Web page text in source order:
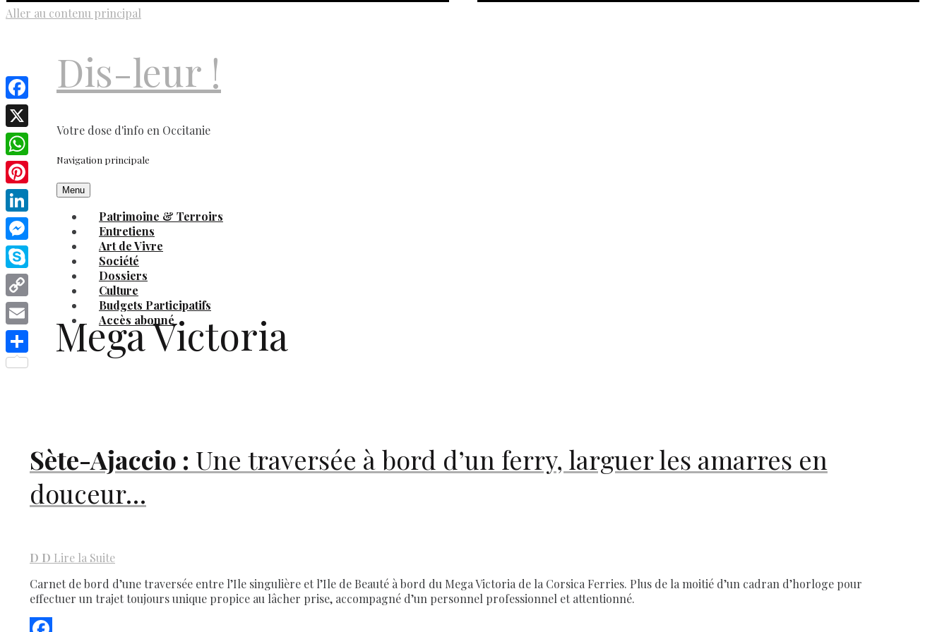
Aller au contenu principal
Dis-leur !
Votre dose d'info en Occitanie
Navigation principale
Menu
Patrimoine & Terroirs
Entretiens
Art de Vivre
Société
Dossiers
Culture
Budgets Participatifs
Accès abonné
Mega Victoria
Sète-Ajaccio : Une traversée à bord d’un ferry, larguer les amarres en
douceur…
D D Lire la Suite
Carnet de bord d’une traversée entre l’Ile singulière et l’Ile de Beauté à bord du Mega Victoria de la Corsica Ferries. Plus de la moitié d’un cadran d’horloge pour
effectuer un trajet toujours unique propice au lâcher prise, accompagné d’un personnel professionnel et attentionné.
Facebook
X
WhatsApp
Pinterest
LinkedIn
Messenger
Skype
Copy
Link
Email
Share